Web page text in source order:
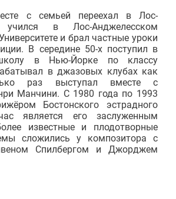
с семьей переехал в Лос-
в Лос-Анджелесском
и брал частные уроки
В середине 50-х поступил в
в Нью-Йорке по классу
в джазовых клубах как
раз выступал вместе с
Манчини. С 1980 года по 1993
Бостонского эстрадного
является его заслуженным
известные и плодотворные
сложились у композитора с
Спилбергом и Джорджем